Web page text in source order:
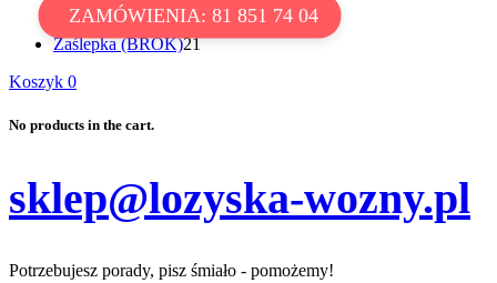
ZAMÓWIENIA: 81 851 74 04
V-ringi
produktów
X-ringi5050
produktów
Zaślepka (BROK)2121
Koszyk 0
No products in the cart.
sklep@lozyska-wozny.pl
Potrzebujesz porady, pisz śmiało - pomożemy!